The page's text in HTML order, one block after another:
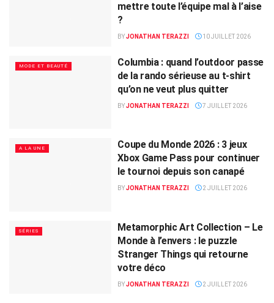
mettre toute l’équipe mal à l’aise
?
BYJONATHAN TERAZZI 10 JUILLET 2026
MODE ET BEAUTÉ
Columbia : quand l’outdoor passe
de la rando sérieuse au t-shirt
qu’on ne veut plus quitter
BYJONATHAN TERAZZI 7 JUILLET 2026
A LA UNE
Coupe du Monde 2026 : 3 jeux
Xbox Game Pass pour continuer
le tournoi depuis son canapé
BYJONATHAN TERAZZI 2 JUILLET 2026
SÉRIES
Metamorphic Art Collection – Le
Monde à l’envers : le puzzle
Stranger Things qui retourne
votre déco
BYJONATHAN TERAZZI 2 JUILLET 2026